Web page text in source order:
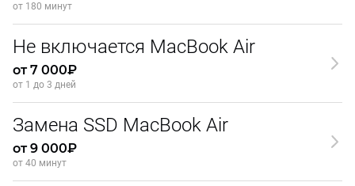
от 180 минут
Не включается MacBook Air
от 7 000₽
от 1 до 3 дней
Замена SSD MacBook Air
от 9 000₽
от 40 минут